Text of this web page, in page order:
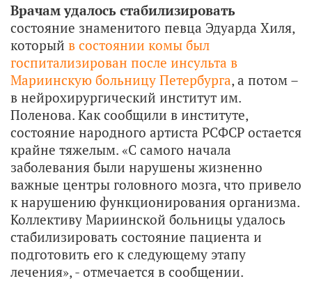
Врачам удалось стабилизировать
состояние знаменитого певца Эдуарда Хиля,
который в состоянии комы был
госпитализирован после инсульта в
Мариинскую больницу Петербурга, а потом –
в нейрохирургический институт им.
Поленова. Как сообщили в институте,
состояние народного артиста РСФСР остается
крайне тяжелым. «С самого начала
заболевания были нарушены жизненно
важные центры головного мозга, что привело
к нарушению функционирования организма.
Коллективу Мариинской больницы удалось
стабилизировать состояние пациента и
подготовить его к следующему этапу
лечения», - отмечается в сообщении.